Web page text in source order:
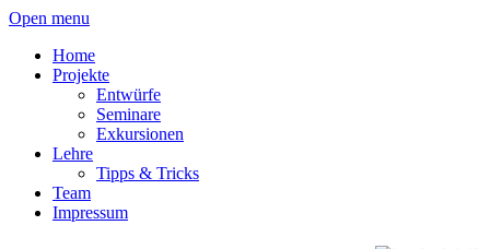
Open menu
Home
Projekte
Entwürfe
Seminare
Exkursionen
Lehre
Tipps & Tricks
Team
Impressum